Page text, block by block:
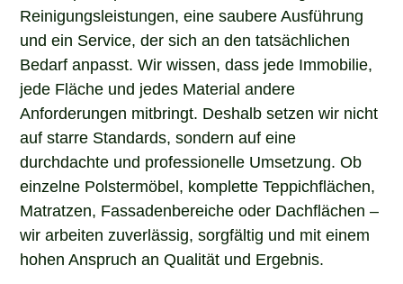
Reinigungsleistungen, eine saubere Ausführung
und ein Service, der sich an den tatsächlichen
Bedarf anpasst. Wir wissen, dass jede Immobilie,
jede Fläche und jedes Material andere
Anforderungen mitbringt. Deshalb setzen wir nicht
auf starre Standards, sondern auf eine
durchdachte und professionelle Umsetzung. Ob
einzelne Polstermöbel, komplette Teppichflächen,
Matratzen, Fassadenbereiche oder Dachflächen –
wir arbeiten zuverlässig, sorgfältig und mit einem
hohen Anspruch an Qualität und Ergebnis.